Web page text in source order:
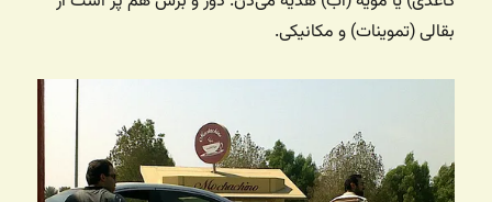
بقالی (تموینات) و مکانیکی.